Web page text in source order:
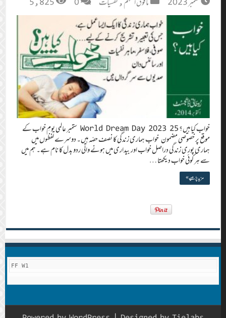
خواب کیا ہیں؟ World Dream Day 2023 25 ستمبر عالمی یومِ خواب کے
موقع پر خصوصی مضمون خواب ہماری زندگی کا نصف حصّہ ہیں۔ دوسرے لفظوں میں
ہماری پوری زندگی دراصل خواب اور بیداری میں ہونے والی ردو بدل کا نام ہے۔ ہم میں
سے ہر کوئی خواب دیکھتا …
مزید پڑھیے »
FF W1